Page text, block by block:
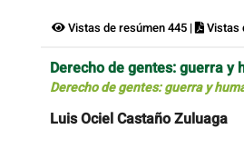
Vistas de resúmen 445 | Vistas
Derecho de gentes: guerra
Derecho de gentes: guerra y
Luis Ociel Castaño Zuluaga